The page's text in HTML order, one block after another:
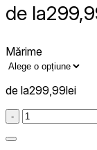
de la
Mărime
de la299,99lei
:product_name
-